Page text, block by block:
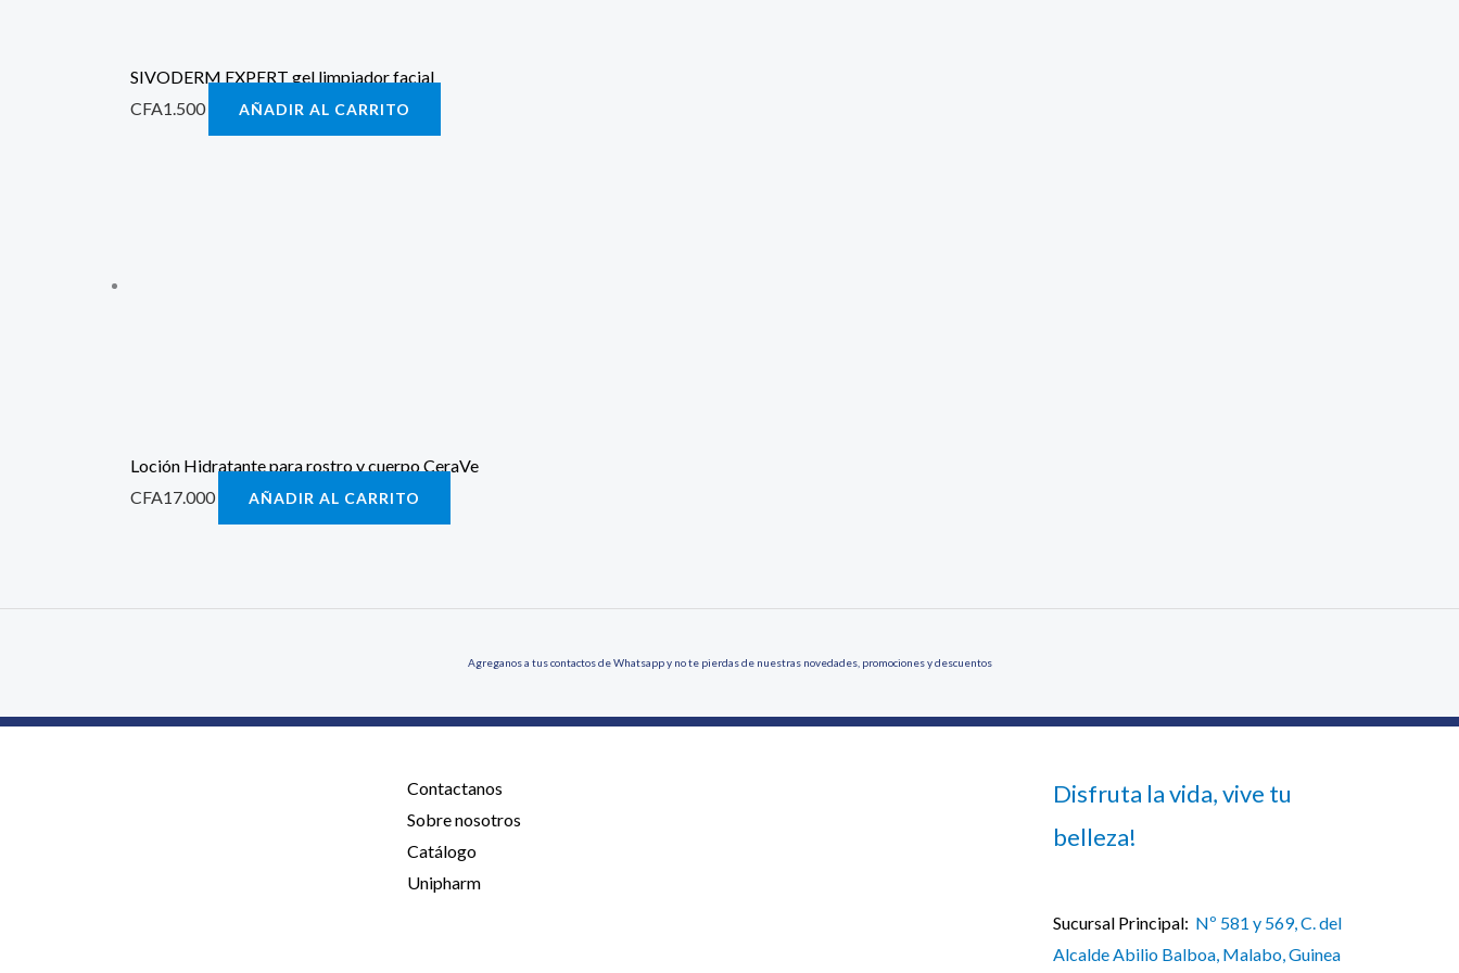
SIVODERM EXPERT gel limpiador facial
CFA1.500 AÑADIR AL CARRITO
Loción Hidratante para rostro y cuerpo CeraVe
CFA17.000 AÑADIR AL CARRITO
Agreganos a tus contactos de Whatsapp y no te pierdas de nuestras novedades, promociones y descuentos
Contactanos
Sobre nosotros
Catálogo
Unipharm
Disfruta la vida, vive tu
belleza!
Sucursal Principal: Nº 581 y 569, C. del
Alcalde Abilio Balboa, Malabo, Guinea